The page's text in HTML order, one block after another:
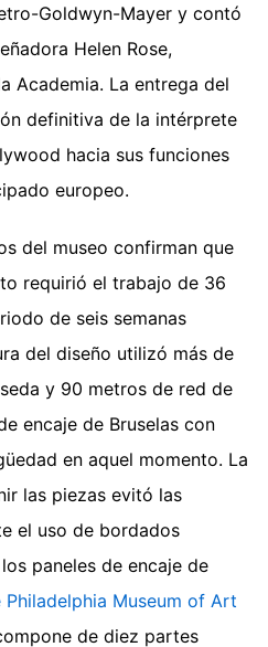
Goldwyn-Mayer y contó
Helen Rose,
Academia. La entrega del
definitiva de la intérprete
hacia sus funciones
europeo.
del museo confirman que
requirió el trabajo de 36
de seis semanas
del diseño utilizó más de
y 90 metros de red de
encaje de Bruselas con
en aquel momento. La
las piezas evitó las
el uso de bordados
paneles de encaje de
Philadelphia Museum of Art
de diez partes